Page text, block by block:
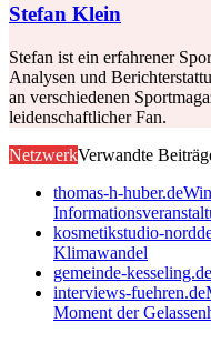
Stefan Klein
Stefan ist ein erfahrener
Analysen und
an verschiedenen
leidenschaftlicher Fan.
NetzwerkVerwandte
thomas-h-huber.de
kosmetikstudio-
Klimawandel
gemeinde-kesseling.de
interviews-fuehren.de
Moment der